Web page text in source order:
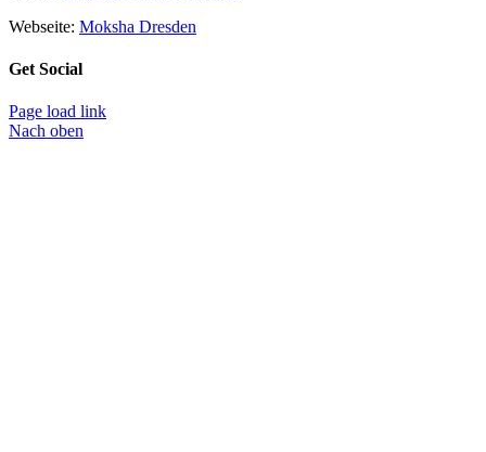
Webseite: Moksha Dresden
Get Social
Page load link
Nach oben